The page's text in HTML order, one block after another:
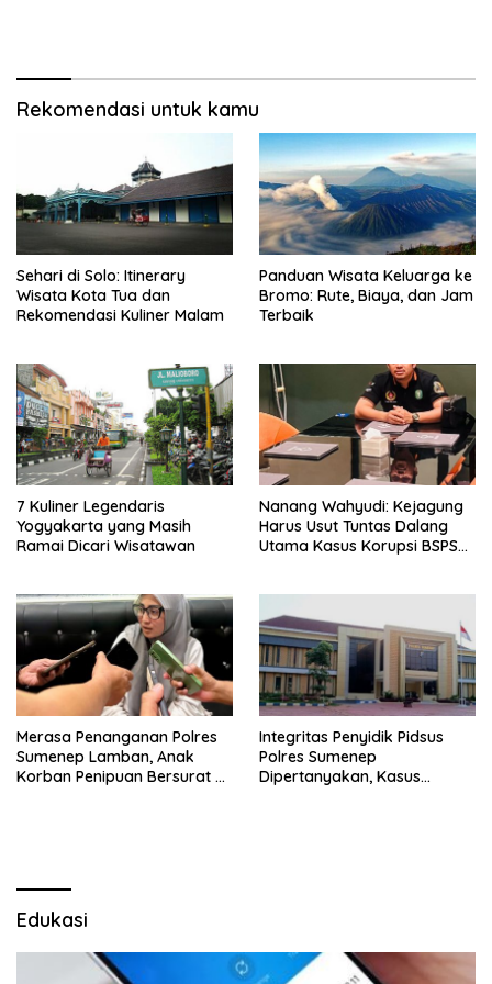
Rekomendasi untuk kamu
Sehari di Solo: Itinerary
Wisata Kota Tua dan
Rekomendasi Kuliner Malam
Panduan Wisata Keluarga ke
Bromo: Rute, Biaya, dan Jam
Terbaik
7 Kuliner Legendaris
Yogyakarta yang Masih
Ramai Dicari Wisatawan
Nanang Wahyudi: Kejagung
Harus Usut Tuntas Dalang
Utama Kasus Korupsi BSPS
Merasa Penanganan Polres
Sumenep Lamban, Anak
Korban Penipuan Bersurat ke
Integritas Penyidik Pidsus
Polres Sumenep
Dipertanyakan, Kasus
Edukasi